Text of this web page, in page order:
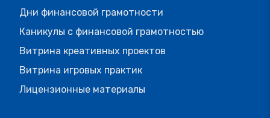
Дни финансовой грамотности
Каникулы с финансовой грамотностью
Витрина креативных проектов
Витрина игровых практик
Лицензионные материалы